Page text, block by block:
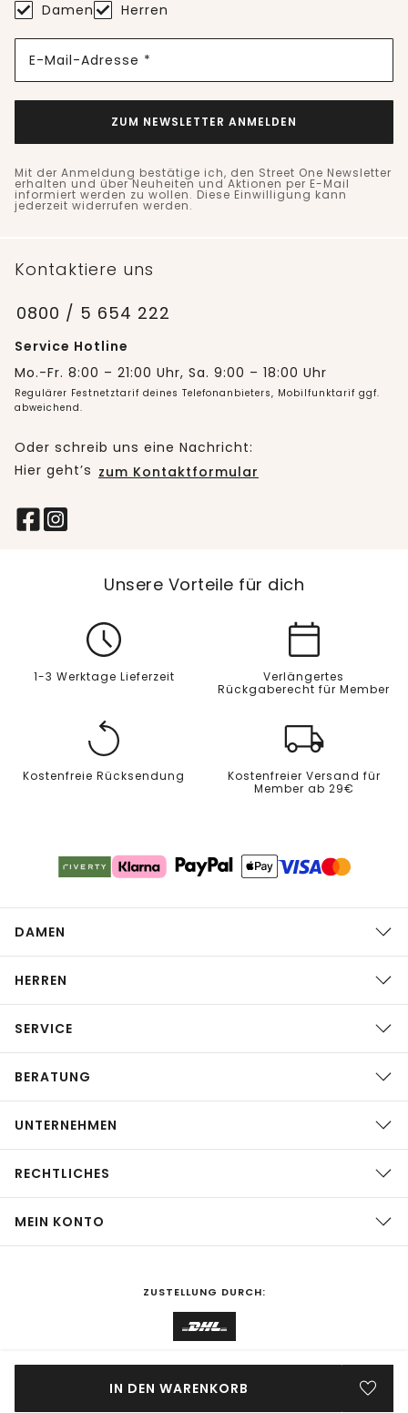
IN DEN WARENKORB
Damen Herren
E-Mail-Adresse *
ZUM NEWSLETTER ANMELDEN
Mit der Anmeldung bestätige ich, den Street One Newsletter
erhalten und über Neuheiten und Aktionen per E-Mail
informiert werden zu wollen. Diese Einwilligung kann
jederzeit widerrufen werden.
Kontaktiere uns
0800 / 5 654 222
Service Hotline
Mo.-Fr. 8:00 – 21:00 Uhr, Sa. 9:00 – 18:00 Uhr
Regulärer Festnetztarif deines Telefonanbieters, Mobilfunktarif ggf.
abweichend.
Oder schreib uns eine Nachricht:
Hier geht’s zum Kontaktformular
Unsere Vorteile für dich
1-3 Werktage Lieferzeit
Verlängertes
Rückgaberecht für Member
Kostenfreie Rücksendung
Kostenfreier Versand für
Member ab 29€
DAMEN
HERREN
SERVICE
BERATUNG
UNTERNEHMEN
RECHTLICHES
MEIN KONTO
ZUSTELLUNG DURCH: